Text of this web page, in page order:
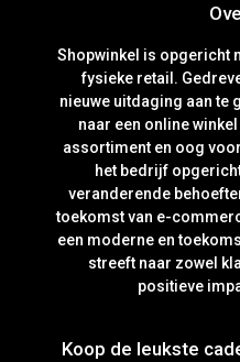
Shopwinkel is opgericht
fysieke retail.
nieuwe uitdaging aan te
naar een online
assortiment en oog
het bedrijf
veranderende
toekomst van e-
een moderne en
streeft naar zowel
positieve
Koop de leukste